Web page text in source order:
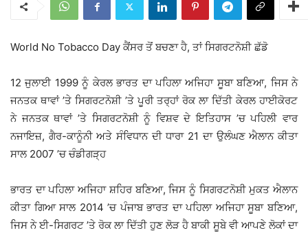
World No Tobacco Day ਕੈਂਸਰ ਤੋਂ ਬਚਣਾ ਹੈ, ਤਾਂ ਸਿਗਰਟਨੋਸ਼ੀ ਛੱਡੋ
12 ਜੁਲਾਈ 1999 ਨੂੰ ਕੇਰਲ ਭਾਰਤ ਦਾ ਪਹਿਲਾ ਅਜਿਹਾ ਸੂਬਾ ਬਣਿਆ, ਜਿਸ ਨੇ
ਜਨਤਕ ਥਾਵਾਂ ’ਤੇ ਸਿਗਰਟਨੋਸ਼ੀ ’ਤੇ ਪੂਰੀ ਤਰ੍ਹਾਂ ਰੋਕ ਲਾ ਦਿੱਤੀ ਕੇਰਲ ਹਾਈਕੋਰਟ
ਨੇ ਜਨਤਕ ਥਾਵਾਂ ’ਤੇ ਸਿਗਰਟਨੋਸ਼ੀ ਨੂੰ ਵਿਸ਼ਵ ਦੇ ਇਤਿਹਾਸ ’ਚ ਪਹਿਲੀ ਵਾਰ
ਨਜਾਇਜ਼, ਗੈਰ-ਕਾਨੂੰਨੀ ਅਤੇ ਸੰਵਿਧਾਨ ਦੀ ਧਾਰਾ 21 ਦਾ ਉਲੰਘਣ ਐਲਾਨ ਕੀਤਾ
ਸਾਲ 2007 ’ਚ ਚੰਡੀਗੜ੍ਹ
ਭਾਰਤ ਦਾ ਪਹਿਲਾ ਅਜਿਹਾ ਸ਼ਹਿਰ ਬਣਿਆ, ਜਿਸ ਨੂੰ ਸਿਗਰਟਨੋਸ਼ੀ ਮੁਕਤ ਐਲਾਨ
ਕੀਤਾ ਗਿਆ ਸਾਲ 2014 ’ਚ ਪੰਜਾਬ ਭਾਰਤ ਦਾ ਪਹਿਲਾ ਅਜਿਹਾ ਸੂਬਾ ਬਣਿਆ,
ਜਿਸ ਨੇ ਈ-ਸਿਗਰਟ ’ਤੇ ਰੋਕ ਲਾ ਦਿੱਤੀ ਹੁਣ ਲੋੜ ਹੈ ਬਾਕੀ ਸੂਬੇ ਵੀ ਆਪਣੇ ਲੋਕਾਂ ਦਾ